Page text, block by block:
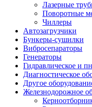
Лазерные
Поворотные
Чиллеры
Автозагрузчики
Бункеры-сушилки
Вибросепараторы
Генераторы
Гидравлическое и
Диагностическое
Другое
Железнодорожное